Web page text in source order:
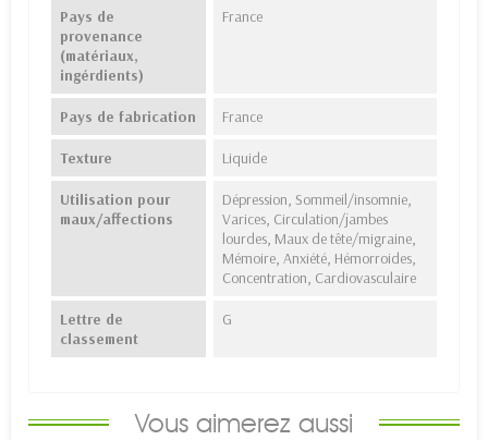
Pays de
provenance
(matériaux,
ingérdients)
France
Pays de fabrication France
Texture Liquide
Utilisation pour
maux/affections
Dépression, Sommeil/insomnie,
Varices, Circulation/jambes
lourdes, Maux de tête/migraine,
Mémoire, Anxiété, Hémorroides,
Concentration, Cardiovasculaire
Lettre de
classement
G
Vous aimerez aussi